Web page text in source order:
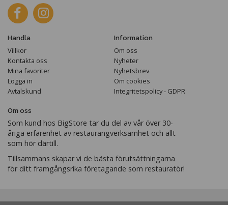
Handla
Villkor
Kontakta oss
Mina favoriter
Logga in
Avtalskund
Information
Om oss
Nyheter
Nyhetsbrev
Om cookies
Integritetspolicy - GDPR
Om oss
Som kund hos BigStore tar du del av vår över 30-
åriga erfarenhet av restaurangverksamhet och allt
som hör därtill.
Tillsammans skapar vi de bästa förutsättningarna
för ditt framgångsrika företagande som restauratör!